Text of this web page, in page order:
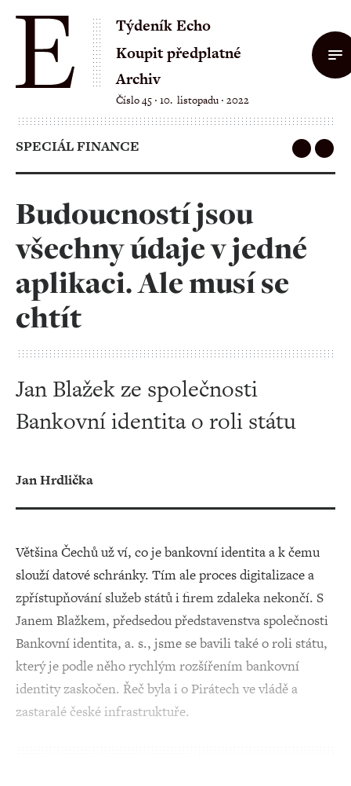
Týdeník Echo
Koupit předplatné
Archiv
Číslo 45 ‧ 10. listopadu ‧ 2022
SPECIÁL FINANCE
Budoucností jsou
všechny údaje v jedné
aplikaci. Ale musí se
chtít
Jan Blažek ze společnosti
Bankovní identita o roli státu
Jan Hrdlička
Většina Čechů už ví, co je bankovní identita a k čemu
slouží datové schránky. Tím ale proces digitalizace a
zpřístupňování služeb států i firem zdaleka nekončí. S
Janem Blažkem, předsedou představenstva společnosti
Bankovní identita, a. s., jsme se bavili také o roli státu,
který je podle něho rychlým rozšířením bankovní
identity zaskočen. Řeč byla i o Pirátech ve vládě a
zastaralé české infrastruktuře.